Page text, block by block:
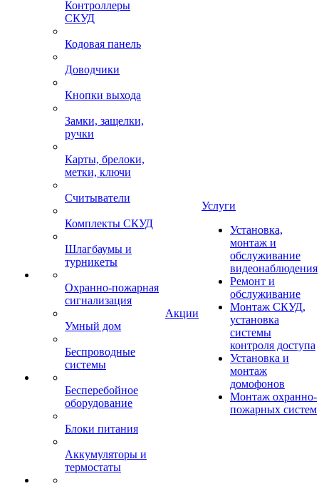
Контроллеры
СКУД
Кодовая панель
Доводчики
Кнопки выхода
Замки, защелки,
ручки
Карты, брелоки,
метки, ключи
Считыватели
Комплекты СКУД
Шлагбаумы и
турникеты
Охранно-пожарная
сигнализация
Умный дом
Беспроводные
системы
Бесперебойное
оборудование
Блоки питания
Аккумуляторы и
термостаты
Акции
Услуги
Установка,
монтаж и
обслуживание
видеонаблюдения
Ремонт и
обслуживание
Монтаж СКУД,
установка
системы
контроля доступа
Установка и
монтаж
домофонов
Монтаж охранно-
пожарных систем